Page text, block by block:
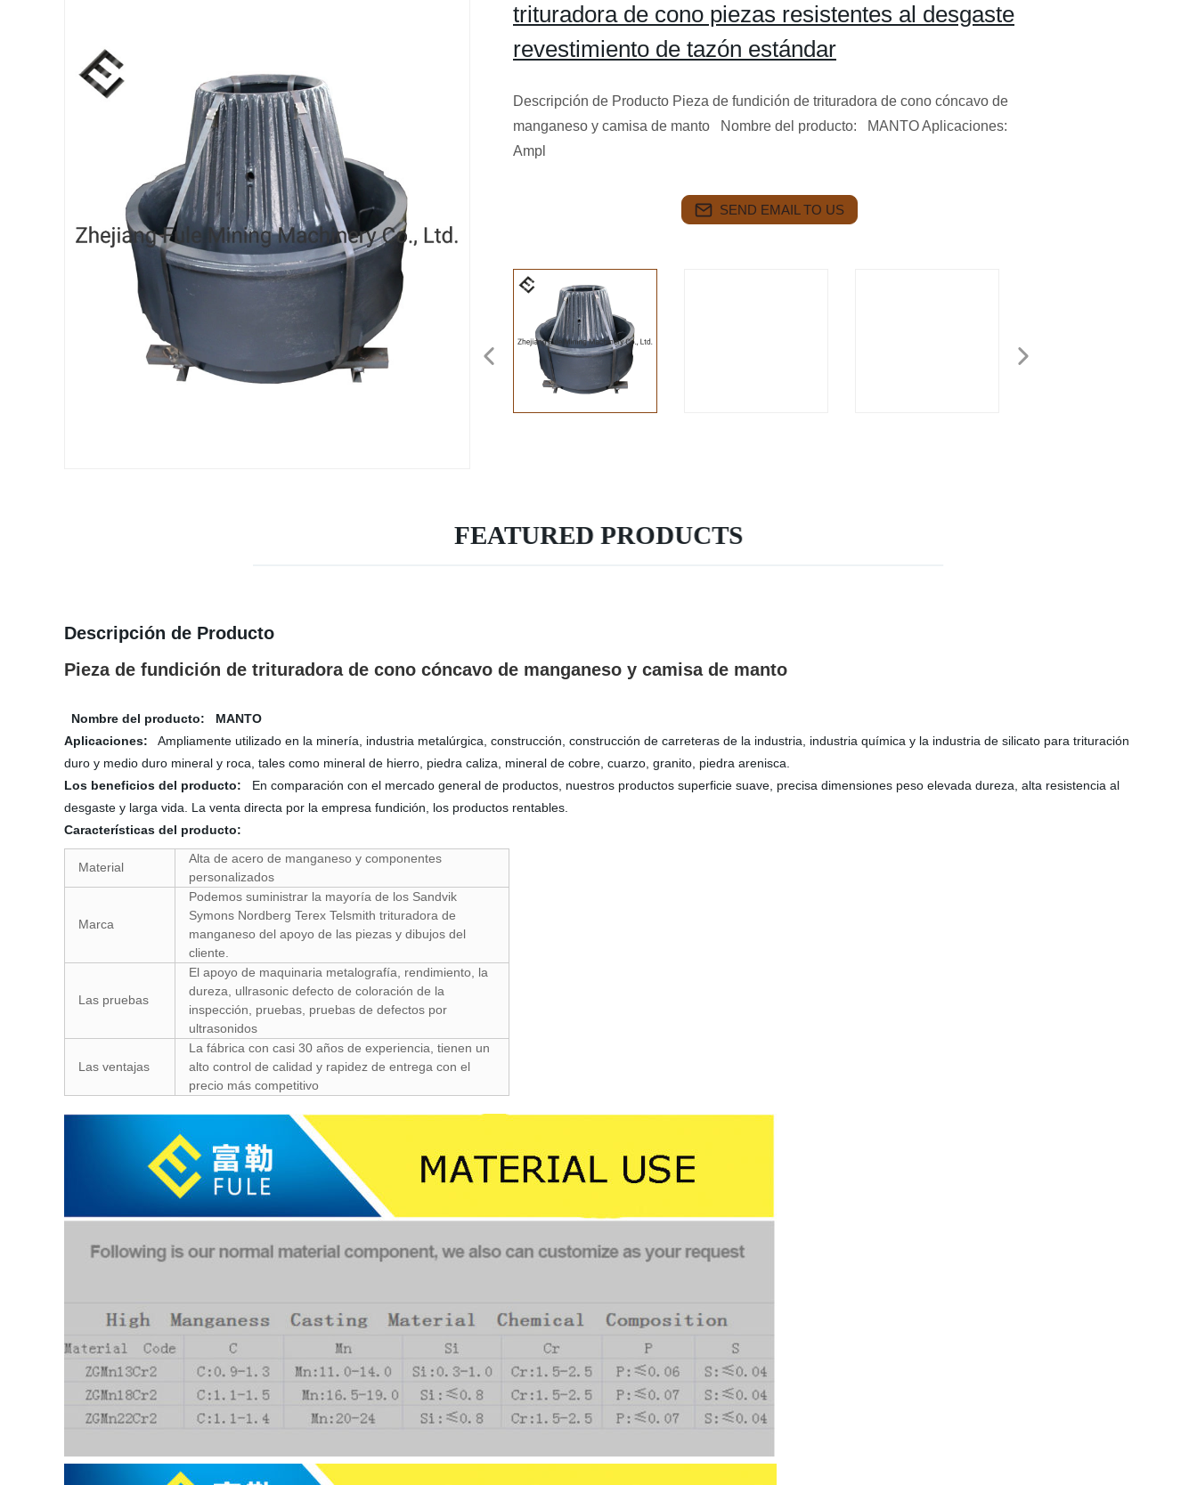
trituradora de cono piezas resistentes al desgaste
revestimiento de tazón estándar
Descripción de Producto Pieza de fundición de trituradora de cono cóncavo de
manganeso y camisa de manto Nombre del producto: MANTO Aplicaciones:
Ampl
SEND EMAIL TO US
FEATURED PRODUCTS
Descripción de Producto
Pieza de fundición de trituradora de cono cóncavo de manganeso y camisa de manto
Nombre del producto: MANTO
Aplicaciones:
Ampliamente utilizado en la minería, industria metalúrgica, construcción, construcción de carreteras de la industria, industria química y la industria de silicato para trituración
duro y medio duro mineral y roca, tales como mineral de hierro, piedra caliza, mineral de cobre, cuarzo, granito, piedra arenisca.
Los beneficios del producto: En comparación con el mercado general de productos, nuestros productos superficie suave, precisa dimensiones peso elevada dureza, alta resistencia al
desgaste y larga vida. La venta directa por la empresa fundición, los productos rentables.
Características del producto:
Material
Alta de acero de manganeso y componentes
personalizados
Marca
Podemos suministrar la mayoría de los Sandvik
Symons Nordberg Terex Telsmith trituradora de
manganeso del apoyo de las piezas y dibujos del
cliente.
Las pruebas
El apoyo de maquinaria metalografía, rendimiento, la
dureza, ullrasonic defecto de coloración de la
inspección, pruebas, pruebas de defectos por
ultrasonidos
Las ventajas
La fábrica con casi 30 años de experiencia, tienen un
alto control de calidad y rapidez de entrega con el
precio más competitivo